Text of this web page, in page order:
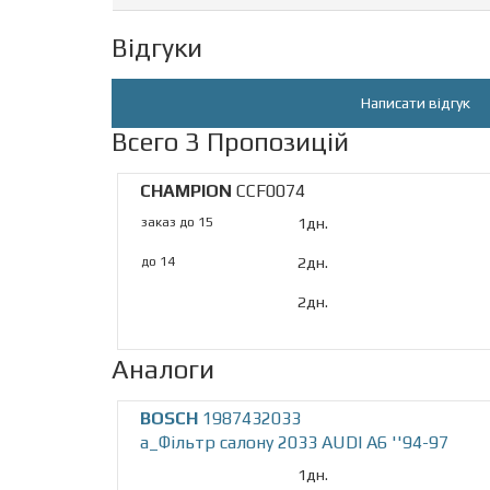
Відгуки
Написати відгук
Всего 3 Пропозицій
CHAMPION CCF0074
заказ до 15 1дн.
до 14 2дн.
2дн.
Аналоги
BOSCH 1987432033
a_Фільтр салону 2033 AUDI A6 ''94-97
1дн.